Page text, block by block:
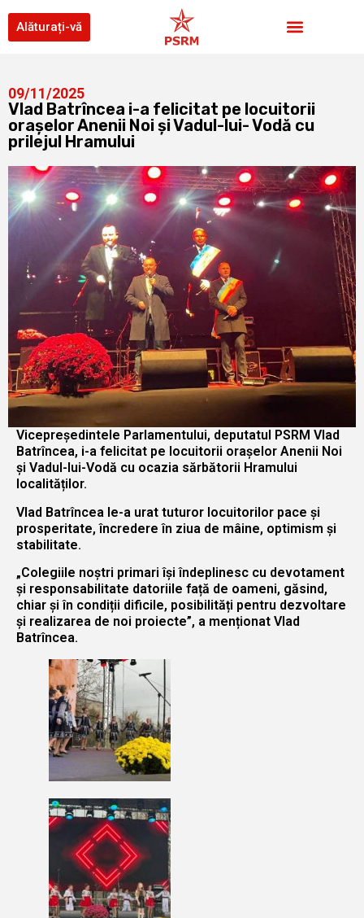
Alăturați-vă
09/11/2025
Vlad Batrîncea i-a felicitat pe locuitorii
orașelor Anenii Noi și Vadul-lui- Vodă cu
prilejul Hramului
Vicepreședintele Parlamentului, deputatul PSRM Vlad
Batrîncea, i-a felicitat pe locuitorii orașelor Anenii Noi
și Vadul-lui-Vodă cu ocazia sărbătorii Hramului
localităților.
Vlad Batrîncea le-a urat tuturor locuitorilor pace și
prosperitate, încredere în ziua de mâine, optimism și
stabilitate.
„Colegiile noștri primari își îndeplinesc cu devotament
și responsabilitate datoriile față de oameni, găsind,
chiar și în condiții dificile, posibilități pentru dezvoltare
și realizarea de noi proiecte”, a menționat Vlad
Batrîncea.